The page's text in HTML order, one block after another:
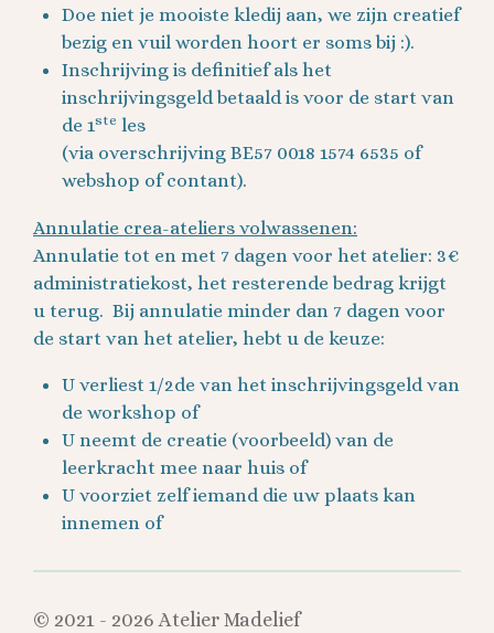
Doe niet je mooiste kledij aan, we zijn creatief
bezig en vuil worden hoort er soms bij :).
Inschrijving is definitief als het
inschrijvingsgeld betaald is voor de start van
de 1ste les
(via overschrijving BE57 0018 1574 6535 of
webshop of contant).
Annulatie crea-ateliers volwassenen:
Annulatie tot en met 7 dagen voor het atelier: 3€
administratiekost, het resterende bedrag krijgt
u terug. Bij annulatie minder dan 7 dagen voor
de start van het atelier, hebt u de keuze:
U verliest 1/2de van het inschrijvingsgeld van
de workshop of
U neemt de creatie (voorbeeld) van de
leerkracht mee naar huis of
U voorziet zelf iemand die uw plaats kan
innemen of
© 2021 - 2026 Atelier Madelief